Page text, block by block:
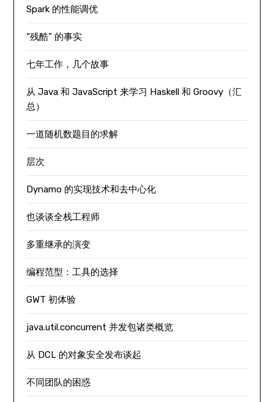
Spark 的性能调优
“残酷” 的事实
七年工作，几个故事
从 Java 和 JavaScript 来学习 Haskell 和 Groovy（汇
总）
一道随机数题目的求解
层次
Dynamo 的实现技术和去中心化
也谈谈全栈工程师
多重继承的演变
编程范型：工具的选择
GWT 初体验
java.util.concurrent 并发包诸类概览
从 DCL 的对象安全发布谈起
不同团队的困惑